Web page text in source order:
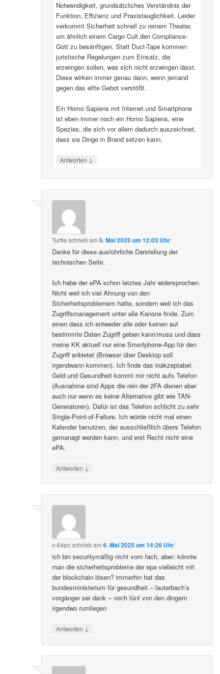
Notwendigkeit, grundsätzliches Verständnis der
Funktion, Effizienz und Praxistauglichkeit. Leider
verkommt Sicherheit schnell zu reinem Theater,
um ähnlich einem Cargo Cult den Compliance-
Gott zu besänftigen. Statt Duct-Tape kommen
juristische Regelungen zum Einsatz, die
erzwingen sollen, was sich nicht erzwingen lässt.
Diese wirken immer genau dann, wenn jemand
gegen das elfte Gebot verstößt.
Ein Homo Sapiens mit Internet und Smartphone
ist eben immer noch ein Homo Sapiens, eine
Spezies, die sich vor allem dadurch auszeichnet,
dass sie Dinge in Brand setzen kann.
Antworten ↓
Turtle schriebam5. Mai 2025 um 12:03 Uhr:
Danke für diese ausführliche Darstellung der
technischen Seite.
Ich habe der ePA schon letztes Jahr widersprochen.
Nicht weil ich viel Ahnung von den
Sicherheitsproblemem hatte, sondern weil ich das
Zugriffsmanagement unter alle Kanone finde. Zum
einen dass ich entweder alle oder keinen auf
bestimmte Daten Zugriff geben kann/muss und dass
meine KK aktuell nur eine Smsrtphone-App für den
Zugriff anbietet (Browser über Desktop soll
irgendwann kommen). Ich finde das inakzeptabel.
Geld und Gesundheit kommt mir nicht aufs Telefon
(Ausnahme sind Apps die rein der 2FA dienen aber
auch nur wenn es keine Alternative gibt wie TAN-
Generatoren). Dafür ist das Telefon schlicht zu sehr
Single-Point-of-Failure. Ich würde nicht mal einen
Kalender benutzen, der ausschließlich übers Telefon
gemanagt werden kann, und erst Recht nicht eine
ePA.
Antworten ↓
c-64po schriebam6. Mai 2025 um 14:26 Uhr:
ich bin securitymäßig nicht vom fach, aber: könnte
man die sicherheitsprobleme der epa vielleicht mit
der blockchain lösen? immerhin hat das
bundesministerium für gesundheit – lauterbach’s
vorgänger sei dank – noch fünf von den dingern
irgendwo rumliegen
Antworten ↓